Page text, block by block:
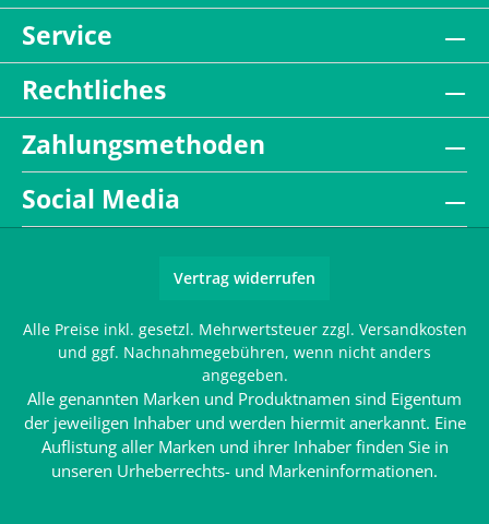
Service
Rechtliches
Zahlungsmethoden
Social Media
Vertrag widerrufen
Alle Preise inkl. gesetzl. Mehrwertsteuer zzgl. Versandkosten
und ggf. Nachnahmegebühren, wenn nicht anders
angegeben.
Alle genannten Marken und Produktnamen sind Eigentum
der jeweiligen Inhaber und werden hiermit anerkannt. Eine
Auflistung aller Marken und ihrer Inhaber finden Sie in
unseren Urheberrechts- und Markeninformationen.